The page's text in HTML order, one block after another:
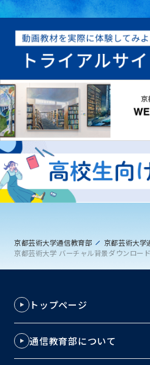
京都芸術大学通信教育部
京都芸術大学
京都芸術大学 バーチャル背景ダウンロード
トップページ
通信教育部について